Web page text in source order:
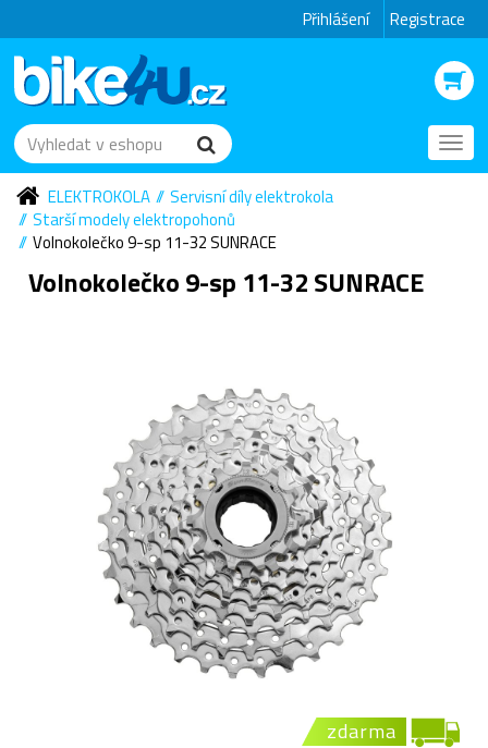
Přihlášení Registrace
ELEKTROKOLA
Servisní díly elektrokola
Starší modely elektropohonů
Volnokolečko 9-sp 11-32 SUNRACE
Volnokolečko 9-sp 11-32 SUNRACE
zdarma